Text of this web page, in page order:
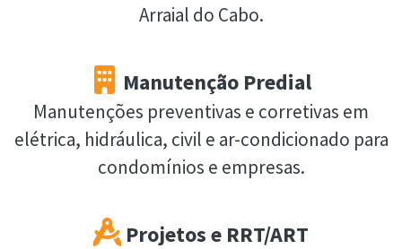
Arraial do Cabo.
Manutenção Predial
Manutenções preventivas e corretivas em
elétrica, hidráulica, civil e ar-condicionado para
condomínios e empresas.
Projetos e RRT/ART